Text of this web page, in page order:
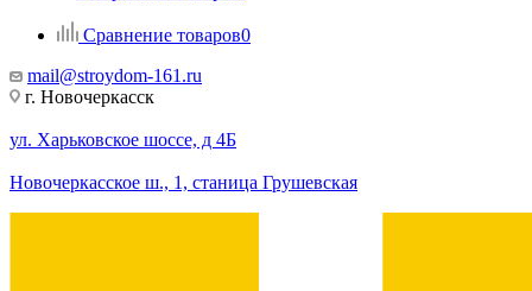
Сравнение товаров0
mail@stroydom-161.ru
г. Новочеркасск
ул. Харьковское шоссе, д 4Б
Новочеркасское ш., 1, станица Грушевская